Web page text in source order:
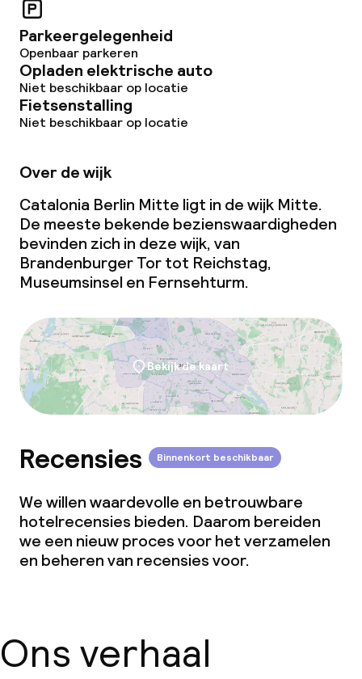
Parkeergelegenheid
Openbaar parkeren
Opladen elektrische auto
Niet beschikbaar op locatie
Fietsenstalling
Niet beschikbaar op locatie
Over de wijk
Catalonia Berlin Mitte ligt in de wijk Mitte.
De meeste bekende bezienswaardigheden
bevinden zich in deze wijk, van
Brandenburger Tor tot Reichstag,
Museumsinsel en Fernsehturm.
Bekijk de kaart
Recensies Binnenkort beschikbaar
We willen waardevolle en betrouwbare
hotelrecensies bieden. Daarom bereiden
we een nieuw proces voor het verzamelen
en beheren van recensies voor.
Ons verhaal